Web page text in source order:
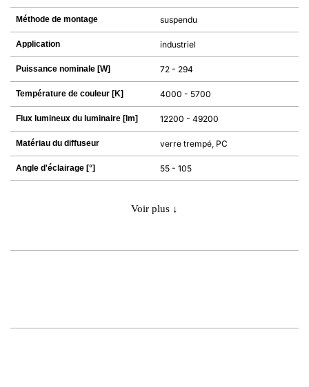
Méthode de montage suspendu
Application industriel
Puissance nominale [W] 72 - 294
Température de couleur [K] 4000 - 5700
Flux lumineux du luminaire [lm] 12200 - 49200
Matériau du diffuseur verre trempé, PC
Angle d'éclairage [°] 55 - 105
Voir plus ↓